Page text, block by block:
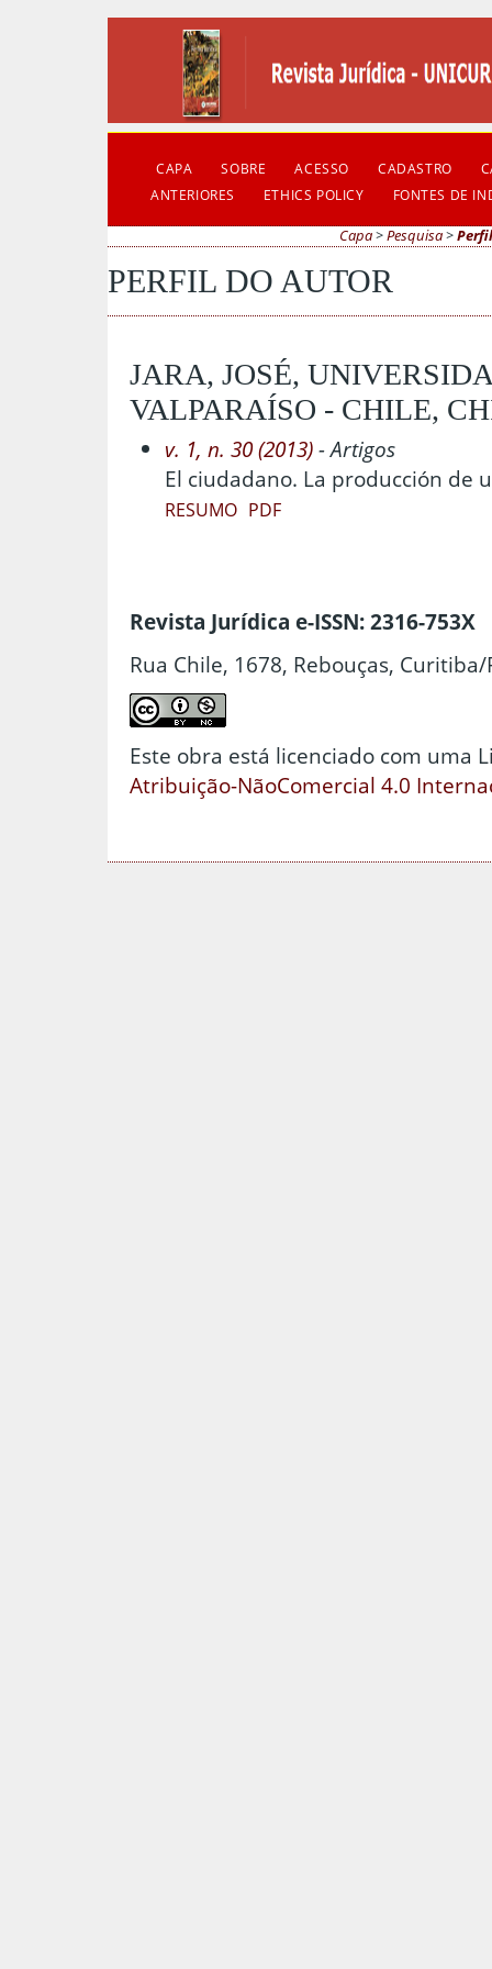
CAPA SOBRE ACESSO CADASTRO
ANTERIORES
ETHICS POLICY FONTES DE
Capa>Pesquisa>
PERFIL DO AUTOR
JARA, JOSÉ,
VALPARAÍSO - CHILE,
v. 1, n. 30 (2013)- Artigos
El ciudadano. La producción de
RESUMO PDF
Revista Jurídica e-ISSN: 2316-753X
Rua Chile, 1678, Rebouças, Curitiba/
Este obra está licenciado com uma
Atribuição-NãoComercial 4.0